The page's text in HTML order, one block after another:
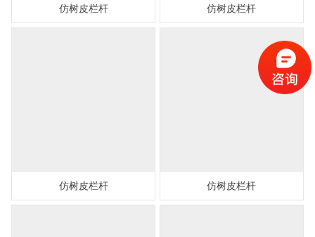
仿树皮栏杆 仿树皮栏杆
仿树皮栏杆 仿树皮栏杆